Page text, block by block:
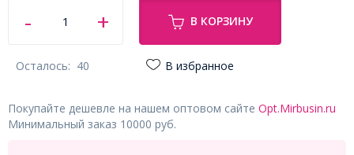
В КОРЗИНУ
Осталось: 40 В избранное
Покупайте дешевле на нашем оптовом сайте Opt.Mirbusin.ru
Минимальный заказ 10000 руб.